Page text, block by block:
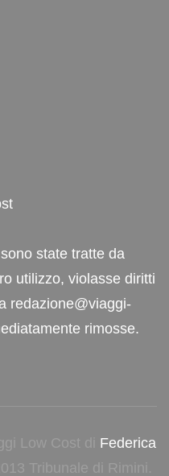
state tratte da
utilizzo, violasse diritti
redazione@viaggi-
rimosse.
Low Cost di Federica
Tribunale di Rimini.